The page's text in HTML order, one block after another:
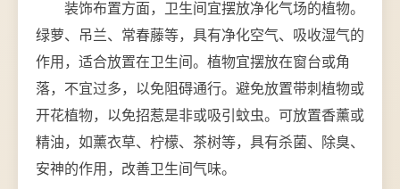
装饰布置方面，卫生间宜摆放净化气场的植物。
绿萝、吊兰、常春藤等，具有净化空气、吸收湿气的
作用，适合放置在卫生间。植物宜摆放在窗台或角
落，不宜过多，以免阻碍通行。避免放置带刺植物或
开花植物，以免招惹是非或吸引蚊虫。可放置香薰或
精油，如薰衣草、柠檬、茶树等，具有杀菌、除臭、
安神的作用，改善卫生间气味。